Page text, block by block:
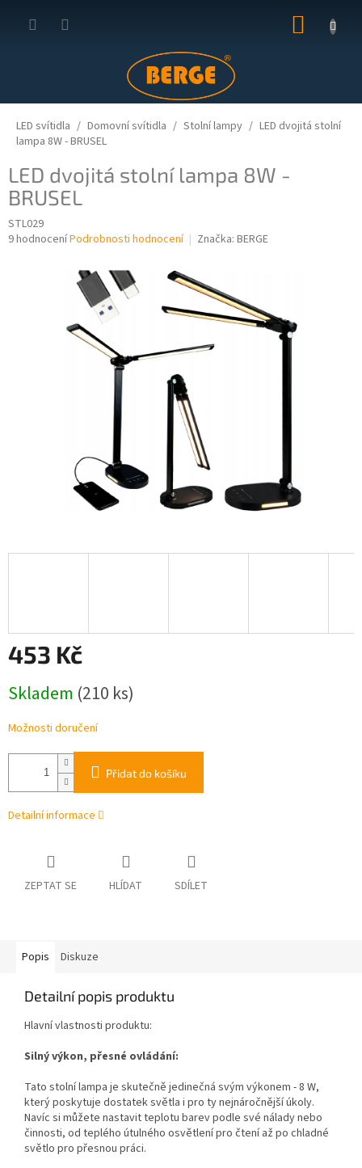
KOŠÍK
LED svítidla Domovní svítidla Stolní lampy
LED dvojitá stolní
lampa 8W - BRUSEL
LED dvojitá stolní lampa 8W -
BRUSEL
STL029
Průměrné
9 hodnoceníPodrobnosti hodnocení Značka: BERGE
453 Kč
cena:
Skladem (210 ks)
Možnosti doručení
Přidat do košíku
Detailní informace
ZEPTAT SE HLÍDAT SDÍLET
Popis Diskuze
Detailní popis produktu
Hlavní vlastnosti produktu:
Silný výkon, přesné ovládání:
Tato stolní lampa je skutečně jedinečná svým výkonem - 8 W,
který poskytuje dostatek světla i pro ty nejnáročnější úkoly.
Navíc si můžete nastavit teplotu barev podle své nálady nebo
činnosti, od teplého útulného osvětlení pro čtení až po chladné
světlo pro přesnou práci.